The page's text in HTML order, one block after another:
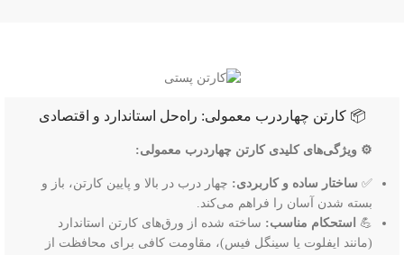
📦 کارتن چهاردرب معمولی: راه‌حل استاندارد و اقتصادی
⚙️ ویژگی‌های کلیدی کارتن چهاردرب معمولی:
✅ ساختار ساده و کاربردی: چهار درب در بالا و پایین کارتن، باز و
بسته شدن آسان را فراهم می‌کند.
💪
استحکام مناسب: ساخته شده از ورق‌های کارتن استاندارد
(مانند ایفلوت یا سینگل فیس)، مقاومت کافی برای محافظت از